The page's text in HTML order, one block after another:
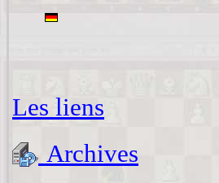
Les liens
Archives